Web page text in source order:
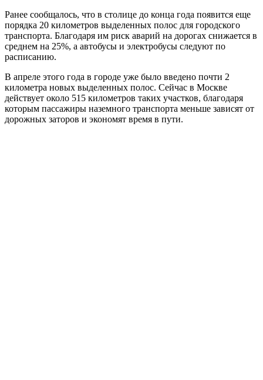
Ранее сообщалось, что в столице до конца года появится еще
порядка 20 километров выделенных полос для городского
транспорта. Благодаря им риск аварий на дорогах снижается в
среднем на 25%, а автобусы и электробусы следуют по
расписанию.
В апреле этого года в городе уже было введено почти 2
километра новых выделенных полос. Сейчас в Москве
действует около 515 километров таких участков, благодаря
которым пассажиры наземного транспорта меньше зависят от
дорожных заторов и экономят время в пути.